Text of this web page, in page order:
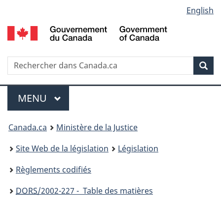
au
contenu
propos
de
la
HTML
simplifiée
selection
English
Recherche
Menu
MENU PRINCIPAL
You
are
here:
Canada.ca
Ministère de la Justice
Site Web de la législation
Législation
Règlements codifiés
DORS/2002-227 - Table des matières